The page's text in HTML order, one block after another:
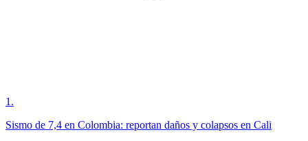
1 .
Sismo de 7,4 en Colombia: reportan daños y colapsos en Cali